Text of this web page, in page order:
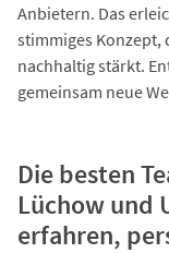
Anbietern. Das
stimmiges Konzept,
nachhaltig stärkt.
gemeinsam neue
Die besten
Lüchow und
erfahren,